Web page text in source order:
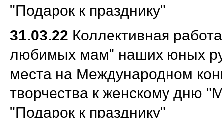
"Подарок к празднику"
31.03.22 Коллективная
любимых мам" наших юных
места на Международном
творчества к женскому дню
"Подарок к празднику"